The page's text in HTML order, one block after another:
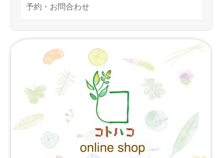
予約・お問合わせ